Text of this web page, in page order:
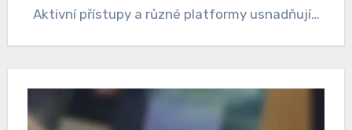
Aktivní přístupy a různé platformy usnadňují…